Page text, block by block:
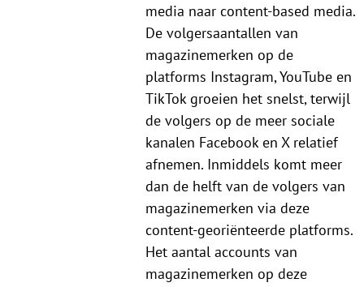
media naar content-based media.
De volgersaantallen van
magazinemerken op de
platforms Instagram, YouTube en
TikTok groeien het snelst, terwijl
de volgers op de meer sociale
kanalen Facebook en X relatief
afnemen. Inmiddels komt meer
dan de helft van de volgers van
magazinemerken via deze
content-georiënteerde platforms.
Het aantal accounts van
magazinemerken op deze